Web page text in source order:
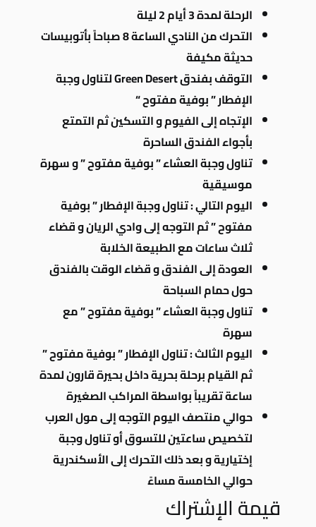
الرحلة لمدة 3 أيام 2 ليلة
التحرك من النادي الساعة 8 صباحاً بأتوبيسات
حديثة مكيفة
التوقف بفندق Green Desert لتناول وجبة
الإفطار ” بوفية مفتوح “
الإتجاه إلى الفيوم و التسكين ثم التمتع
بأجواء الفندق الساحرة
تناول وجبة العشاء ” بوفية مفتوح ” و سهرة
موسيقية
اليوم التالي : تناول وجبة الإفطار ” بوفية
مفتوح ” ثم التوجه إلى وادي الريان و قضاء
ثلاث ساعات مع الطبيعة الخلابة
العودة إلى الفندق و قضاء الوقت بالفندق
حول حمام السباحة
تناول وجبة العشاء ” بوفية مفتوح ” مع
سهرة
اليوم الثالث : تناول الإفطار ” بوفية مفتوح ”
ثم القيام برحلة بحرية داخل بحيرة قارون لمدة
ساعة تقريباً بواسطة المراكب الصغيرة
حوالي منتصف اليوم التوجه إلى مول العرب
لتخصيص ساعتين للتسوق أو تناول وجبة
إختيارية و بعد ذلك التحرك إلى الأسكندرية
حوالي الخامسة مساءً
قيمة الإشتراك